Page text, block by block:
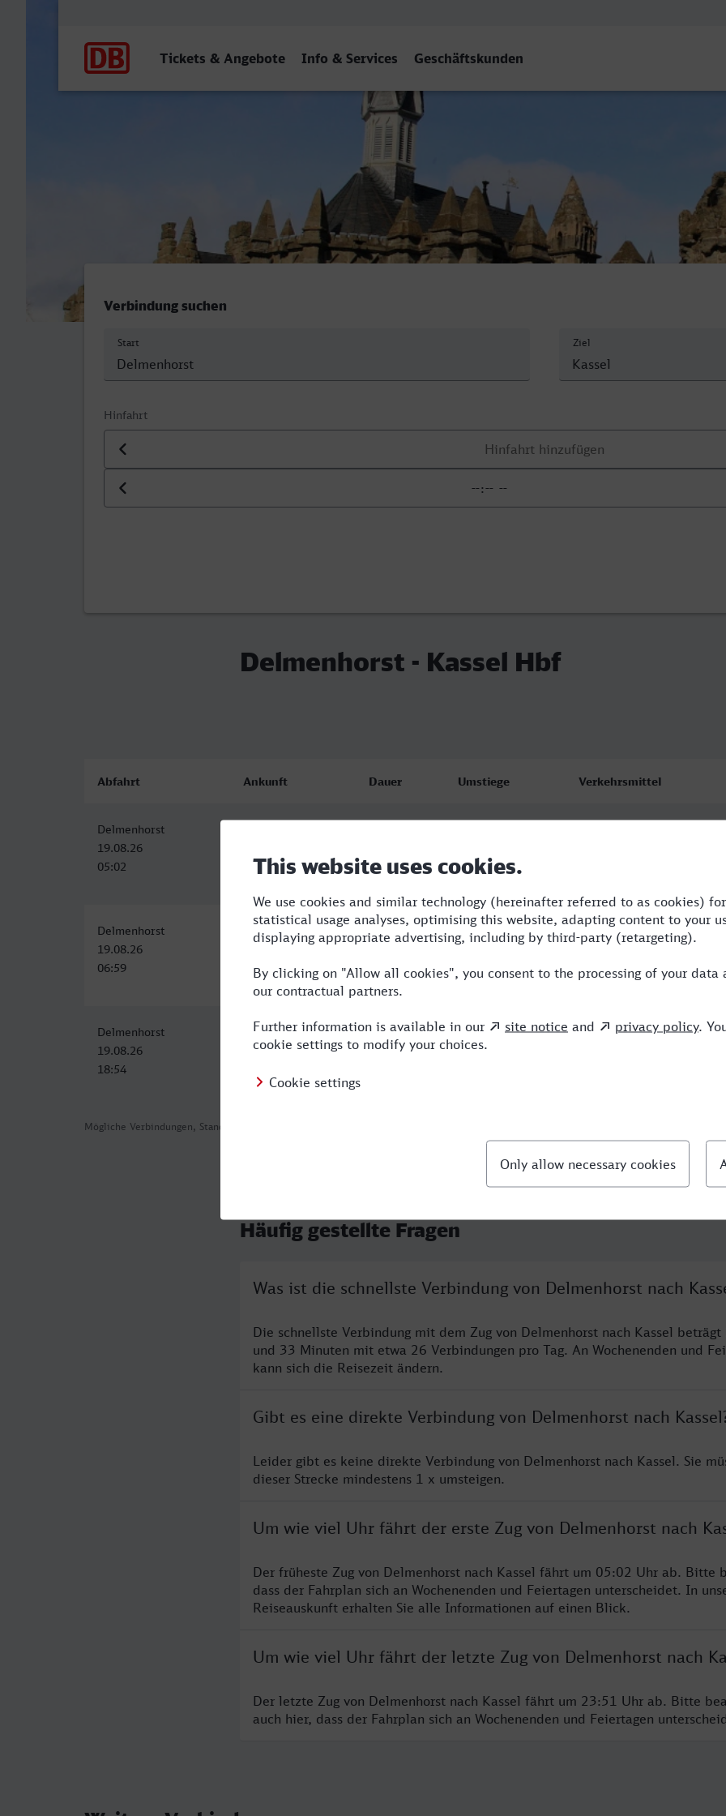
Tickets & Angebote Info & Services Geschäftskunden
Verbindung suchen
Start Ziel
Hinfahrt
Datum der Hinfahrt
Uhrzeit der Hinfahrt
Delmenhorst - Kassel Hbf
Mögliche Verbindungen, Stand: 2026-08-05 12:49
Abfahrt Ankunft Dauer Umstiege Verkehrsmittel
Delmenhorst
19.08.26
05:02
07:35
Delmenhorst
19.08.26
06:59
Kassel Hbf
19.08.26
09:34
2:35 RE,ICE
Delmenhorst
19.08.26
18:54
Kassel Hbf
19.08.26
2:40 3 RE,ICE
Häufig gestellte Fragen
Was ist die schnellste Verbindung von Delmenhorst nach
Die schnellste Verbindung mit dem Zug von Delmenhorst nach Kassel beträgt
und 33 Minuten mit etwa 26 Verbindungen pro Tag. An Wochenenden und
kann sich die Reisezeit ändern.
Gibt es eine direkte Verbindung von Delmenhorst nach
Leider gibt es keine direkte Verbindung von Delmenhorst nach Kassel. Sie
dieser Strecke mindestens 1 x umsteigen.
Um wie viel Uhr fährt der erste Zug von Delmenhorst nach
Der früheste Zug von Delmenhorst nach Kassel fährt um 05:02 Uhr ab. Bitte
dass der Fahrplan sich an Wochenenden und Feiertagen unterscheidet. In
Reiseauskunft erhalten Sie alle Informationen auf einen Blick.
Um wie viel Uhr fährt der letzte Zug von Delmenhorst nach
Der letzte Zug von Delmenhorst nach Kassel fährt um 23:51 Uhr ab. Bitte
auch hier, dass der Fahrplan sich an Wochenenden und Feiertagen